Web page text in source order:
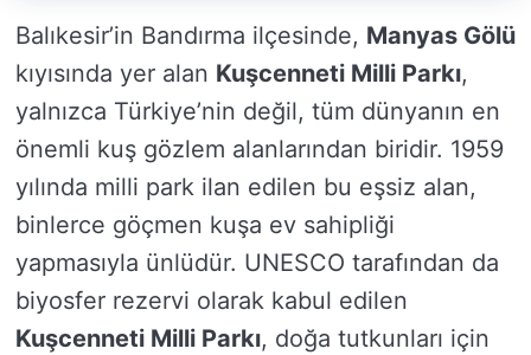
Balıkesir’in Bandırma ilçesinde, Manyas Gölü
kıyısında yer alan Kuşcenneti Milli Parkı,
yalnızca Türkiye’nin değil, tüm dünyanın en
önemli kuş gözlem alanlarından biridir. 1959
yılında milli park ilan edilen bu eşsiz alan,
binlerce göçmen kuşa ev sahipliği
yapmasıyla ünlüdür. UNESCO tarafından da
biyosfer rezervi olarak kabul edilen
Kuşcenneti Milli Parkı, doğa tutkunları için